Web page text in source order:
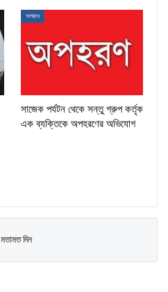
অপরাধ
সাজেক পর্যটন থেকে সন্তু গ্রুপ কর্তৃক
এক ব্যক্তিকে অপহরণের অভিযোগ
মতামত দিন